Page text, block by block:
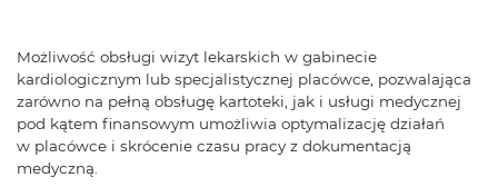
Możliwość obsługi wizyt lekarskich w gabinecie
kardiologicznym lub specjalistycznej placówce, pozwalająca
zarówno na pełną obsługę kartoteki, jak i usługi medycznej
pod kątem finansowym umożliwia optymalizację działań
w placówce i skrócenie czasu pracy z dokumentacją
medyczną.